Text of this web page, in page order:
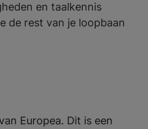
en taalkennis
de rest van je loopbaan
Europea. Dit is een